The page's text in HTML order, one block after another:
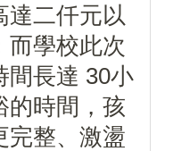
達二仟元以
而學校此次
間長達 30小
的時間，孩
完整、激盪